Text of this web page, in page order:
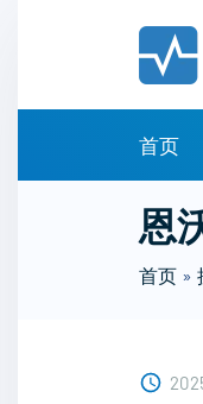
首页
恩
首页 »